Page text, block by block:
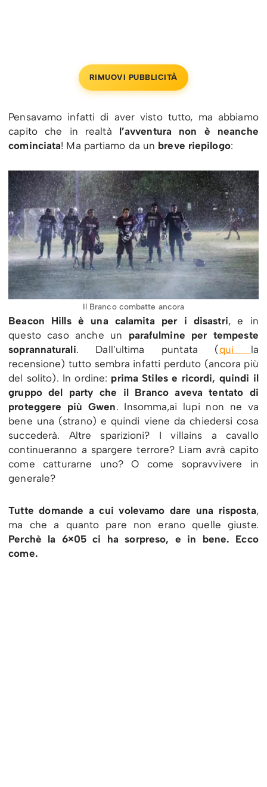
RIMUOVI PUBBLICITÀ
Pensavamo infatti di aver visto tutto, ma abbiamo
capito che in realtà l’avventura non è neanche
cominciata! Ma partiamo da un breve riepilogo:
Il Branco combatte ancora
Beacon Hills è una calamita per i disastri, e in
questo caso anche un parafulmine per tempeste
soprannaturali. Dall’ultima puntata (qui la
recensione) tutto sembra infatti perduto (ancora più
del solito). In ordine: prima Stiles e ricordi, quindi il
gruppo del party che il Branco aveva tentato di
proteggere più Gwen. Insomma,ai lupi non ne va
bene una (strano) e quindi viene da chiedersi cosa
succederà. Altre sparizioni? I villains a cavallo
continueranno a spargere terrore? Liam avrà capito
come catturarne uno? O come sopravvivere in
generale?
Tutte domande a cui volevamo dare una risposta,
ma che a quanto pare non erano quelle giuste.
Perchè la 6×05 ci ha sorpreso, e in bene. Ecco
come.